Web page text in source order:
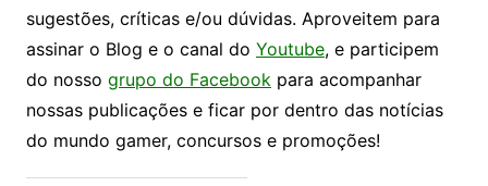
sugestões, críticas e/ou dúvidas. Aproveitem para
assinar o Blog e o canal do Youtube, e participem
do nosso grupo do Facebook para acompanhar
nossas publicações e ficar por dentro das notícias
do mundo gamer, concursos e promoções!